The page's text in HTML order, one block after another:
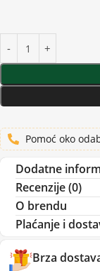
Pomoć oko
Dodatne
Recenzije (0)
O brendu
Plaćanje i
Brza